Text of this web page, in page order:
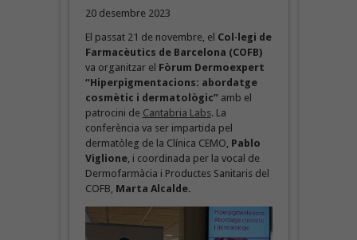
20 desembre 2023
El passat 21 de novembre, el Col·legi de
Farmacèutics de Barcelona (COFB)
va organitzar el Fòrum Dermoexpert
“Hiperpigmentacions: abordatge
cosmètic i dermatològic”amb el
patrocini de Cantabria Labs. La
conferència va ser impartida pel
dermatòleg de la Clínica CEMO, Pablo
Viglione, i coordinada per la vocal de
Dermofarmàcia i Productes Sanitaris del
COFB, Marta Alcalde.